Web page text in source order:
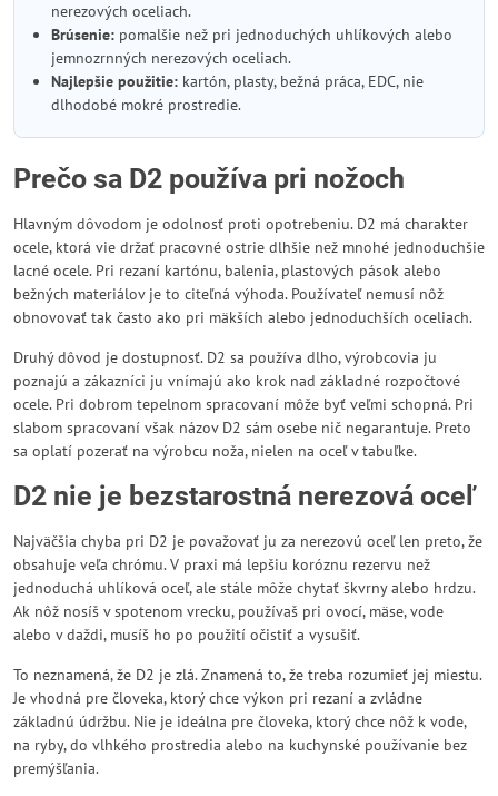
nerezových oceliach.
Brúsenie: pomalšie než pri jednoduchých uhlíkových alebo
jemnozrnných nerezových oceliach.
Najlepšie použitie: kartón, plasty, bežná práca, EDC, nie
dlhodobé mokré prostredie.
Prečo sa D2 používa pri nožoch
Hlavným dôvodom je odolnosť proti opotrebeniu. D2 má charakter
ocele, ktorá vie držať pracovné ostrie dlhšie než mnohé jednoduchšie
lacné ocele. Pri rezaní kartónu, balenia, plastových pások alebo
bežných materiálov je to citeľná výhoda. Používateľ nemusí nôž
obnovovať tak často ako pri mäkších alebo jednoduchších oceliach.
Druhý dôvod je dostupnosť. D2 sa používa dlho, výrobcovia ju
poznajú a zákazníci ju vnímajú ako krok nad základné rozpočtové
ocele. Pri dobrom tepelnom spracovaní môže byť veľmi schopná. Pri
slabom spracovaní však názov D2 sám osebe nič negarantuje. Preto
sa oplatí pozerať na výrobcu noža, nielen na oceľ v tabuľke.
D2 nie je bezstarostná nerezová oceľ
Najväčšia chyba pri D2 je považovať ju za nerezovú oceľ len preto, že
obsahuje veľa chrómu. V praxi má lepšiu koróznu rezervu než
jednoduchá uhlíková oceľ, ale stále môže chytať škvrny alebo hrdzu.
Ak nôž nosíš v spotenom vrecku, používaš pri ovocí, mäse, vode
alebo v daždi, musíš ho po použití očistiť a vysušiť.
To neznamená, že D2 je zlá. Znamená to, že treba rozumieť jej miestu.
Je vhodná pre človeka, ktorý chce výkon pri rezaní a zvládne
základnú údržbu. Nie je ideálna pre človeka, ktorý chce nôž k vode,
na ryby, do vlhkého prostredia alebo na kuchynské používanie bez
premýšľania.